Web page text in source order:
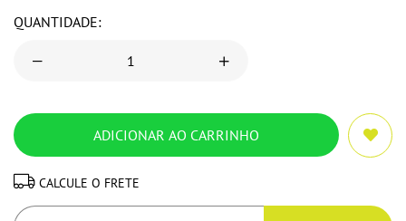
QUANTIDADE:
CALCULE O FRETE